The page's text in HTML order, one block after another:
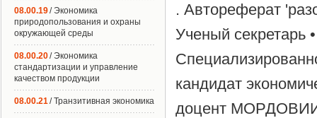
. Автореферат
Ученый секретарь •
кандидат
доцент
08.00.19/ Экономика
природопользования и охраны
окружающей среды
08.00.20/ Экономика
стандартизации и управление
качеством продукции
08.00.21/ Транзитивная экономика